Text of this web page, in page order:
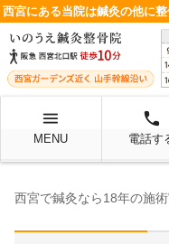
西宮にある当院は鍼灸の他に
menu
MENU
local_phone
電話す